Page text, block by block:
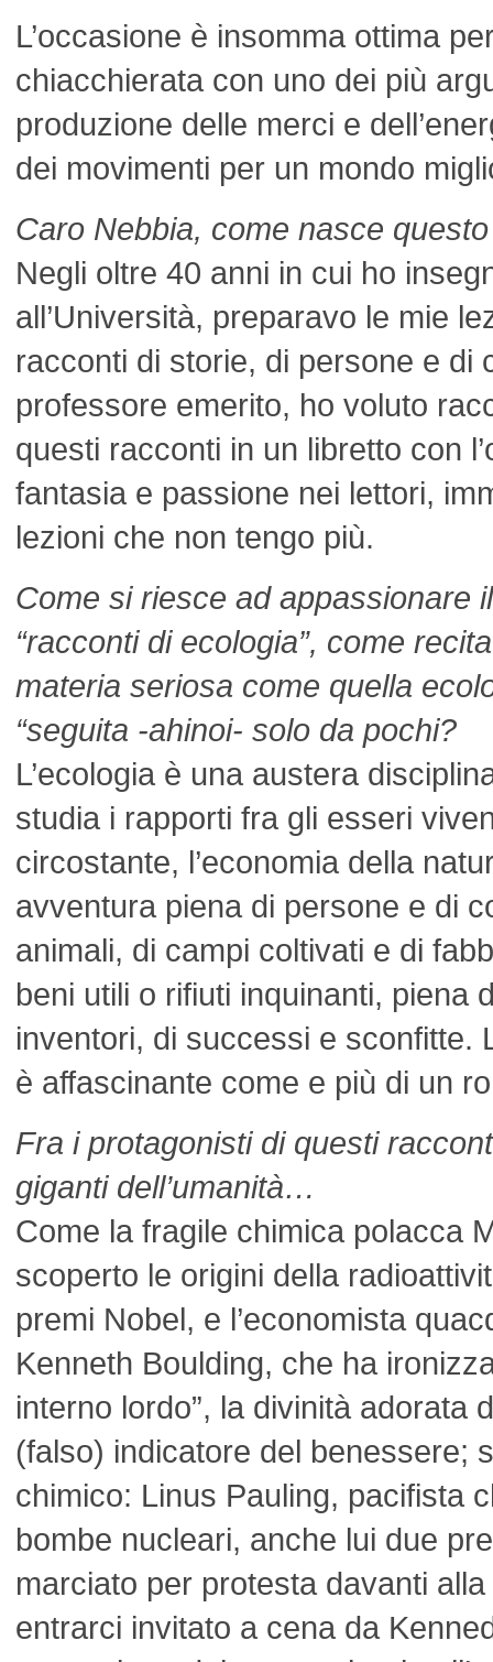
L’occasione è insomma ottima
chiacchierata con uno dei più
produzione delle merci e
dei movimenti per un mondo
Caro Nebbia, come nasce
Negli oltre 40 anni in cui ho
all’Università, preparavo le mie
racconti di storie, di persone e di
professore emerito, ho voluto
questi racconti in un libretto con
fantasia e passione nei lettori,
lezioni che non tengo più.
Come si riesce ad appassionare
“racconti di ecologia”, come
materia seriosa come quella
“seguita -ahinoi- solo da pochi?
L’ecologia è una austera
studia i rapporti fra gli esseri
circostante, l’economia della
avventura piena di persone e di
animali, di campi coltivati e di
beni utili o rifiuti inquinanti, piena
inventori, di successi e sconfitte.
è affascinante come e più di un
Fra i protagonisti di questi
giganti dell’umanità…
Come la fragile chimica polacca
scoperto le origini della
premi Nobel, e l’economista
Kenneth Boulding, che ha
interno lordo”, la divinità adorata
(falso) indicatore del benessere;
chimico: Linus Pauling, pacifista
bombe nucleari, anche lui due
marciato per protesta davanti
entrarci invitato a cena da